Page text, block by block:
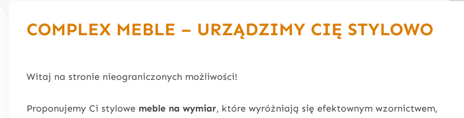
COMPLEX MEBLE – URZĄDZIMY CIĘ STYLOWO
Witaj na stronie nieograniczonych możliwości!
Proponujemy Ci stylowe meble na wymiar, które wyróżniają się efektownym wzornictwem,